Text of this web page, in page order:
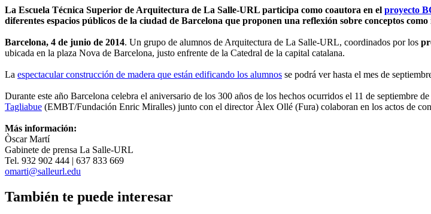
La Escuela Técnica Superior de Arquitectura de La Salle-URL participa como coautora en el proyecto
diferentes espacios públicos de la ciudad de Barcelona que proponen una reflexión sobre conceptos
Barcelona, 4 de junio de 2014. Un grupo de alumnos de Arquitectura de La Salle-URL, coordinados por los
ubicada en la plaza Nova de Barcelona, justo enfrente de la Catedral de la capital catalana.
La espectacular construcción de madera que están edificando los alumnos se podrá ver hasta el mes de
Durante este año Barcelona celebra el aniversario de los 300 años de los hechos ocurridos el 11 de septiembre
Tagliabue (EMBT/Fundación Enric Miralles) junto con el director Àlex Ollé (Fura) colaboran en los actos de
Más información:
Òscar Martí
Gabinete de prensa La Salle-URL
Tel. 932 902 444 | 637 833 669
omarti@salleurl.edu
También te puede interesar